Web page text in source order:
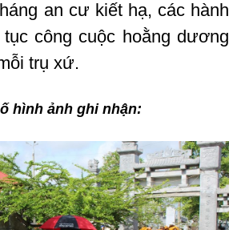
an cư kiết hạ, các hành
công cuộc hoằng dương
trụ xứ.
hình ảnh ghi nhận: